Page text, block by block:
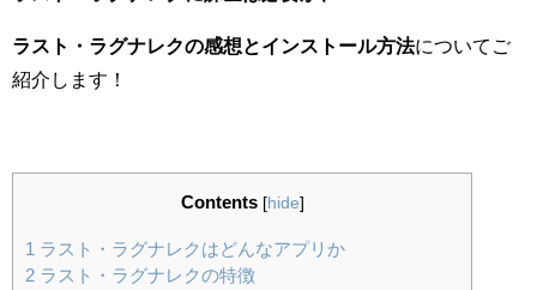
ラスト・ラグナレクの感想とインストール方法についてご
紹介します！
Contents [hide]
1 ラスト・ラグナレクはどんなアプリか
2 ラスト・ラグナレクの特徴